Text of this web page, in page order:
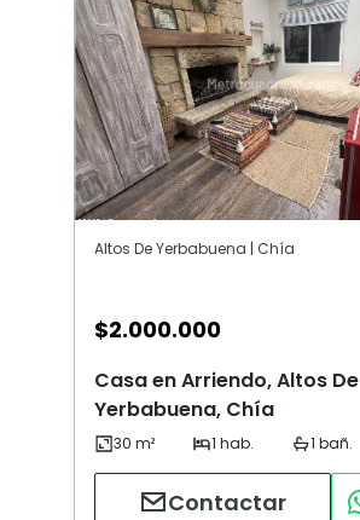
Altos De Yerbabuena | Chía
$2.000.000
Casa en Arriendo, Altos De
Yerbabuena, Chía
Contactar